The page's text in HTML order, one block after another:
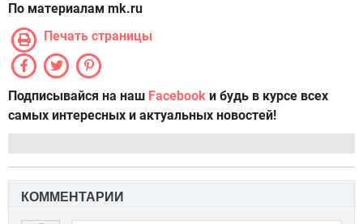
По материалам mk.ru
Печать страницы
Подписывайся на наш Facebook и будь в курсе всех
самых интересных и актуальных новостей!
КОММЕНТАРИИ